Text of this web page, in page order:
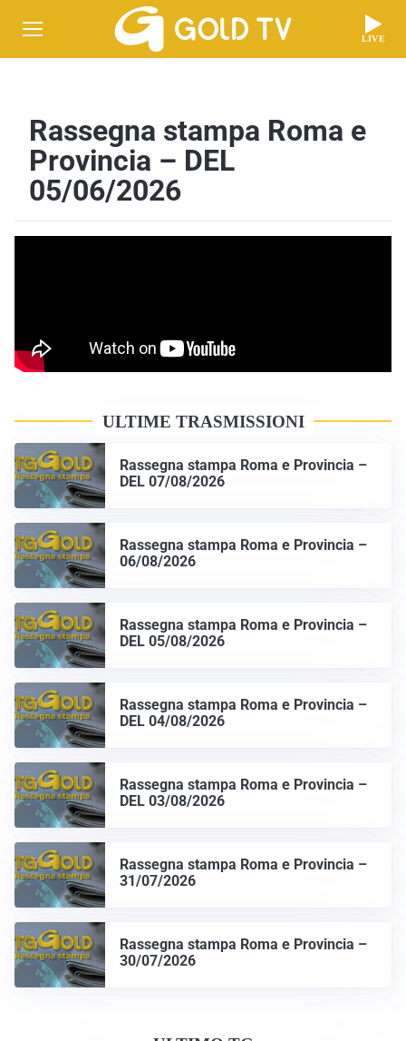
LIVE
Rassegna stampa Roma e
Provincia – DEL
05/06/2026
ULTIME TRASMISSIONI
Rassegna stampa Roma e Provincia –
DEL 07/08/2026
Rassegna stampa Roma e Provincia –
06/08/2026
Rassegna stampa Roma e Provincia –
DEL 05/08/2026
Rassegna stampa Roma e Provincia –
DEL 04/08/2026
Rassegna stampa Roma e Provincia –
DEL 03/08/2026
Rassegna stampa Roma e Provincia –
31/07/2026
Rassegna stampa Roma e Provincia –
30/07/2026